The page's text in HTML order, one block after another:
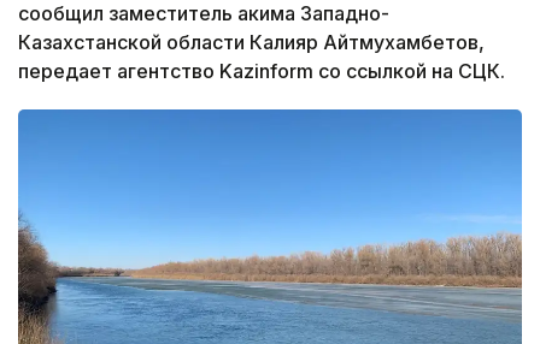
сообщил заместитель акима Западно-
Казахстанской области Калияр Айтмухамбетов,
передает агентство Kazinform со ссылкой на СЦК.